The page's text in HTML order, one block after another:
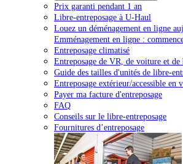
Prix garanti pendant 1 an
Libre-entreposage à U-Haul
Louez un déménagement en ligne
Emménagement en ligne :
Entreposage climatisé
Entreposage de VR, de voiture et de
Guide des tailles d'unités de libre-
Entreposage extérieur/accessible en
Payer ma facture d'entreposage
FAQ
Conseils sur le libre-entreposage
Fournitures d’entreposage